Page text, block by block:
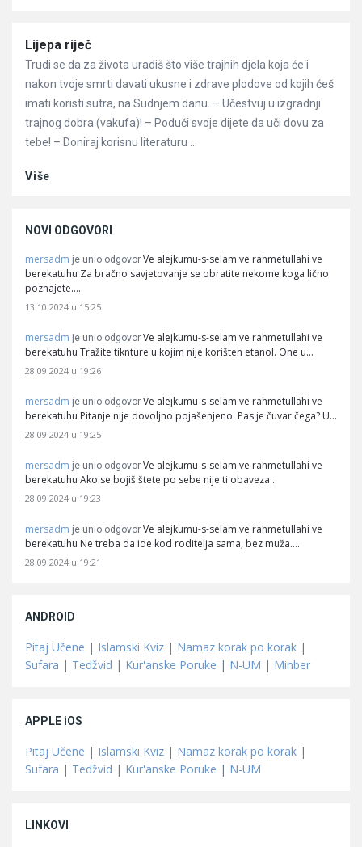
Članci
Lijepa riječ
Trudi se da za života uradiš što više trajnih djela koja će i
nakon tvoje smrti davati ukusne i zdrave plodove od kojih ćeš
imati koristi sutra, na Sudnjem danu. – Učestvuj u izgradnji
trajnog dobra (vakufa)! – Poduči svoje dijete da uči dovu za
tebe! – Doniraj korisnu literaturu ...
Više
NOVI ODGOVORI
mersadm je unio odgovor Ve alejkumu-s-selam ve rahmetullahi ve
berekatuhu Za bračno savjetovanje se obratite nekome koga lično
poznajete.…
13.10.2024 u 15:25
mersadm je unio odgovor Ve alejkumu-s-selam ve rahmetullahi ve
berekatuhu Tražite tiknture u kojim nije korišten etanol. One u…
28.09.2024 u 19:26
mersadm je unio odgovor Ve alejkumu-s-selam ve rahmetullahi ve
berekatuhu Pitanje nije dovoljno pojašenjeno. Pas je čuvar čega? U…
28.09.2024 u 19:25
mersadm je unio odgovor Ve alejkumu-s-selam ve rahmetullahi ve
berekatuhu Ako se bojiš štete po sebe nije ti obaveza…
28.09.2024 u 19:23
mersadm je unio odgovor Ve alejkumu-s-selam ve rahmetullahi ve
berekatuhu Ne treba da ide kod roditelja sama, bez muža.…
28.09.2024 u 19:21
ANDROID
Pitaj Učene | Islamski Kviz | Namaz korak po korak |
Sufara | Tedžvid | Kur'anske Poruke | N-UM | Minber
APPLE iOS
Pitaj Učene | Islamski Kviz | Namaz korak po korak |
Sufara | Tedžvid | Kur'anske Poruke | N-UM
LINKOVI